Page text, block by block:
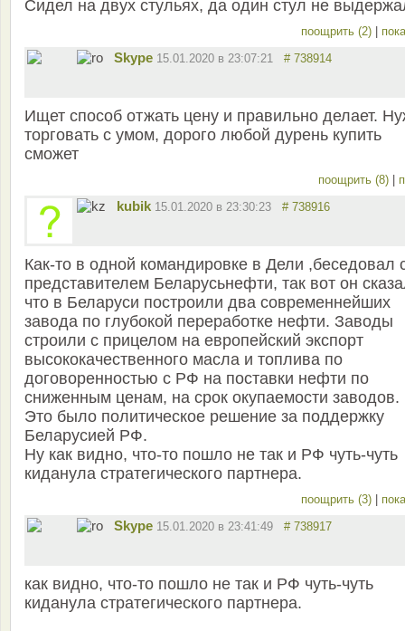
Сидел на двух стульях, да один стул не
поощрить (2)
Skype 15.01.2020 в 23:07:21 # 738914
Ищет способ отжать цену и правильно делает.
торговать с умом, дорого любой дурень купить
сможет
поощрить (8)
kubik 15.01.2020 в 23:30:23 # 738916
Как-то в одной командировке в Дели ,беседовал
представителем Беларусьнефти, так вот он
что в Беларуси построили два современнейших
завода по глубокой переработке нефти. Заводы
строили с прицелом на европейский экспорт
высококачественного масла и топлива по
договоренностью с РФ на поставки нефти по
сниженным ценам, на срок окупаемости заводов.
Это было политическое решение за поддержку
Беларусией РФ.
Ну как видно, что-то пошло не так и РФ чуть-чуть
киданула стратегического партнера.
поощрить (3)
Skype 15.01.2020 в 23:41:49 # 738917
как видно, что-то пошло не так и РФ чуть-чуть
киданула стратегического партнера.